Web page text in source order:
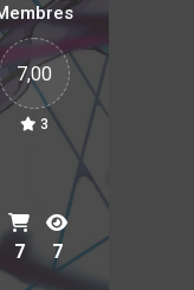
7,00
3
7 7